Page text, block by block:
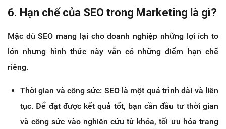
6. Hạn chế của SEO trong Marketing là gì?
Mặc dù SEO mang lại cho doanh nghiệp những lợi ích to
lớn nhưng hình thức này vẫn có những điểm hạn chế
riêng.
Thời gian và công sức: SEO là một quá trình dài và liên
tục. Để đạt được kết quả tốt, bạn cần đầu tư thời gian
và công sức vào nghiên cứu từ khóa, tối ưu hóa trang